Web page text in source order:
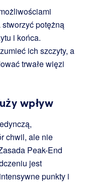
potężną
i końca.
ich szczyty, a
trwałe więzi
wpływ
chwil, ale nie
Peak-End
jest
punkty i